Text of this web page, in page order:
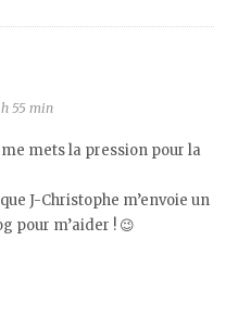
55 min
mets la pression pour la
J-Christophe m’envoie un
pour m’aider ! 😉